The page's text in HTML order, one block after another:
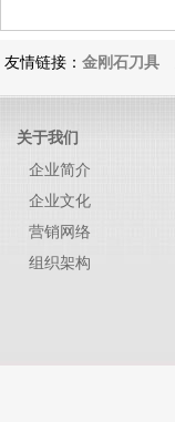
友情链接： 金刚石刀具
关于我们
企业简介
企业文化
营销网络
组织架构